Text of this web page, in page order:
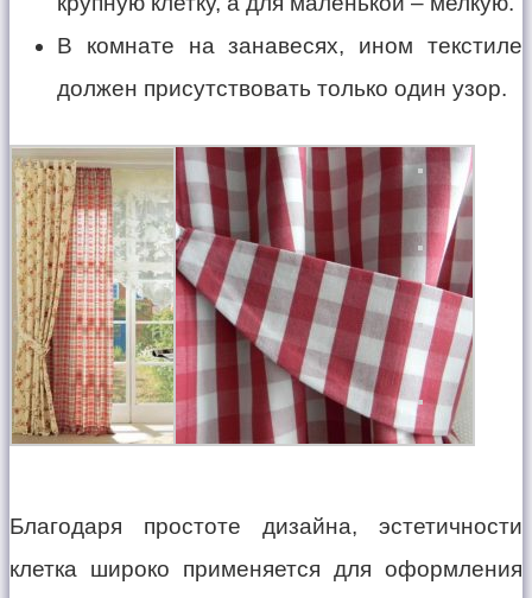
В комнате на занавесях, ином текстиле
должен присутствовать только один узор.
Благодаря простоте дизайна, эстетичности
клетка широко применяется для оформления